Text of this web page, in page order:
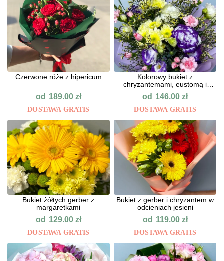
Сzerwone róże z hipericum
od 189.00 zł
DOSTAWA GRATIS
Kolorowy bukiet z
chryzantemami, eustomą i
goździkam
od 146.00zł
DOSTAWA GRATIS
Bukiet żółtych gerber z
margaretkami
od 129.00 zł
DOSTAWA GRATIS
Bukiet z gerber i chryzantem w
odcieniach jesieni
od 119.00 zł
DOSTAWA GRATIS